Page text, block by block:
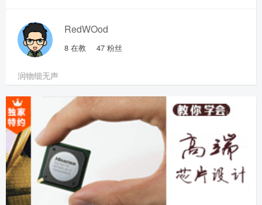
RedWOod
8 在教 47 粉丝
润物细无声